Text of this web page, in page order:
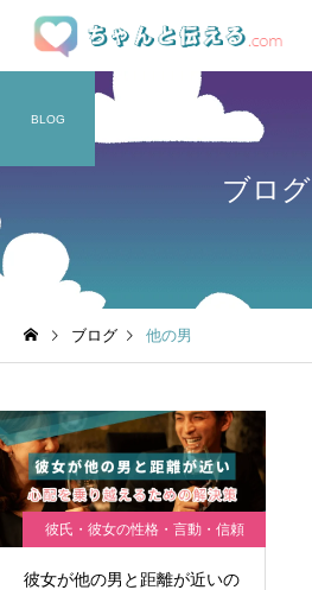
ブログ
BLOG
ブログ 他の男
彼氏・彼女の性格・言動・信頼
彼女が他の男と距離が近いの